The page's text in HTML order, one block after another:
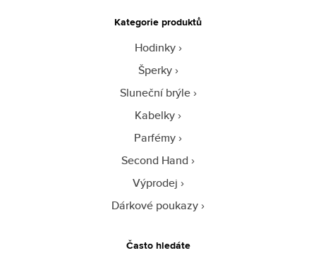
Kategorie produktů
Hodinky
Šperky
Sluneční brýle
Kabelky
Parfémy
Second Hand
Výprodej
Dárkové poukazy
Často hledáte